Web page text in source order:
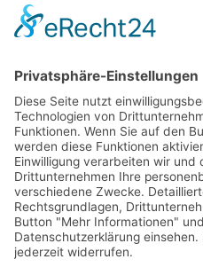
Anfahrt über Google Maps
Geigenbauatelier Ulm GmbH
Auf dem Kreuz 4
89073 Ulm
Telefon+49 731 176 11 39
Telefax +49 731 176 11 44